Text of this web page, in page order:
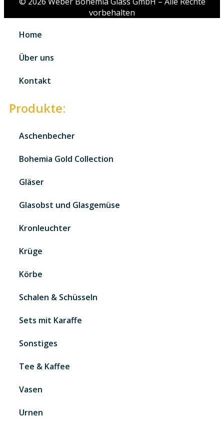
vorbehalten
Home
Über uns
Kontakt
Produkte:
Aschenbecher
Bohemia Gold Collection
Gläser
Glasobst und Glasgemüse
Kronleuchter
Krüge
Körbe
Schalen & Schüsseln
Sets mit Karaffe
Sonstiges
Tee & Kaffee
Vasen
Urnen